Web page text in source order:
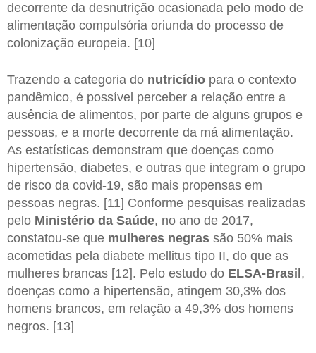
decorrente da desnutrição ocasionada pelo modo de
alimentação compulsória oriunda do processo de
colonização europeia. [10]
Trazendo a categoria do nutricídio para o contexto
pandêmico, é possível perceber a relação entre a
ausência de alimentos, por parte de alguns grupos e
pessoas, e a morte decorrente da má alimentação.
As estatísticas demonstram que doenças como
hipertensão, diabetes, e outras que integram o grupo
de risco da covid-19, são mais propensas em
pessoas negras. [11] Conforme pesquisas realizadas
pelo Ministério da Saúde, no ano de 2017,
constatou-se que mulheres negras são 50% mais
acometidas pela diabete mellitus tipo II, do que as
mulheres brancas [12]. Pelo estudo do ELSA-Brasil ,
doenças como a hipertensão, atingem 30,3% dos
homens brancos, em relação a 49,3% dos homens
negros. [13]